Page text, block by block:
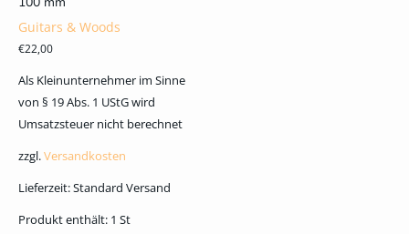
Guitars & Woods
€22,00
Als Kleinunternehmer im Sinne
von § 19 Abs. 1 UStG wird
Umsatzsteuer nicht berechnet
zzgl.Versandkosten
Lieferzeit:Standard Versand
Produkt enthält: 1 St